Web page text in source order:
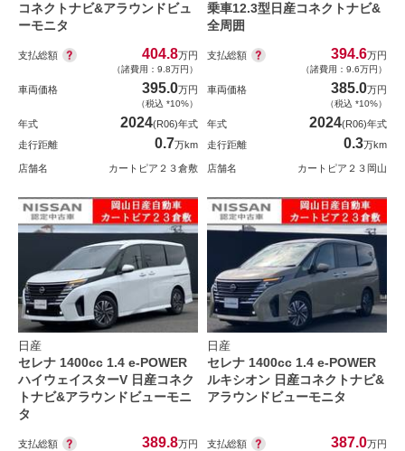
コネクトナビ&アラウンドビュ
ーモニタ
支払総額 404.8万円
（諸費用：9.8万円）
車両価格 395.0万円
（税込 *10%）
年式 2024(R06)年式
走行距離
0.7万km
店舗名 カートピア２３倉敷
乗車12.3型日産コネクトナビ&
全周囲
支払総額 394.6万円
（諸費用：9.6万円）
車両価格 385.0万円
（税込 *10%）
年式 2024(R06)年式
走行距離
0.3万km
店舗名 カートピア２３岡山
日産
セレナ 1400cc 1.4 e-POWER
ハイウェイスターV 日産コネク
トナビ&アラウンドビューモニ
タ
支払総額 389.8万円
日産
セレナ 1400cc 1.4 e-POWER
ルキシオン 日産コネクトナビ&
アラウンドビューモニタ
支払総額 387.0万円